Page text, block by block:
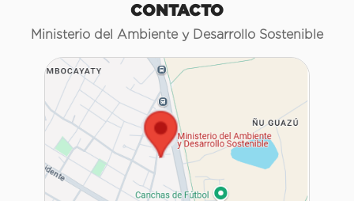
CONTACTO
Ministerio del Ambiente y Desarrollo Sostenible